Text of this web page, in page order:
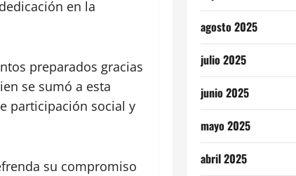
en la
preparados gracias
se sumó a esta
participación social y
su compromiso
agosto 2025
julio 2025
junio 2025
mayo 2025
abril 2025